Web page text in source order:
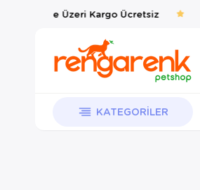
1500 TL ve Üzeri Kargo Ücretsiz
KATEGORILER